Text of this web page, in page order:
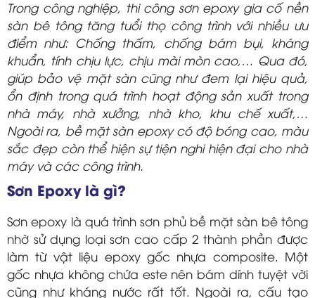
Trong công nghiệp, thi công sơn epoxy gia cố nền
sàn bê tông tăng tuổi thọ công trình với nhiều ưu
điểm như: Chống thấm, chống bám bụi, kháng
khuẩn, tính chịu lực, chịu mài mòn cao,… Qua đó,
giúp bảo vệ mặt sàn cũng như đem lại hiệu quả,
ổn định trong quá trình hoạt động sản xuất trong
nhà máy, nhà xưởng, nhà kho, khu chế xuất,…
Ngoài ra, bề mặt sàn epoxy có độ bóng cao, màu
sắc đẹp còn thể hiện sự tiện nghi hiện đại cho nhà
máy và các công trình.
Sơn Epoxy là gì?
Sơn epoxy là quá trình sơn phủ bề mặt sàn bê tông
nhờ sử dụng loại sơn cao cấp 2 thành phần được
làm từ vật liệu epoxy gốc nhựa composite. Một
gốc nhựa không chứa este nên bám dính tuyệt vời
cũng như kháng nước rất tốt. Ngoài ra, cấu tạo